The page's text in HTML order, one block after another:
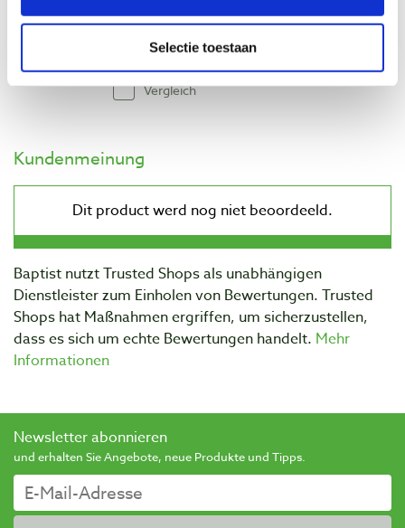
Selectie toestaan
€ 6,90 inkl. MwSt
Vergleich
Kundenmeinung
Baptist nutzt Trusted Shops als unabhängigen
Dienstleister zum Einholen von Bewertungen. Trusted
Shops hat Maßnahmen ergriffen, um sicherzustellen,
dass es sich um echte Bewertungen handelt. Mehr
Informationen
Newsletter abonnieren
und erhalten Sie Angebote, neue Produkte und Tipps.